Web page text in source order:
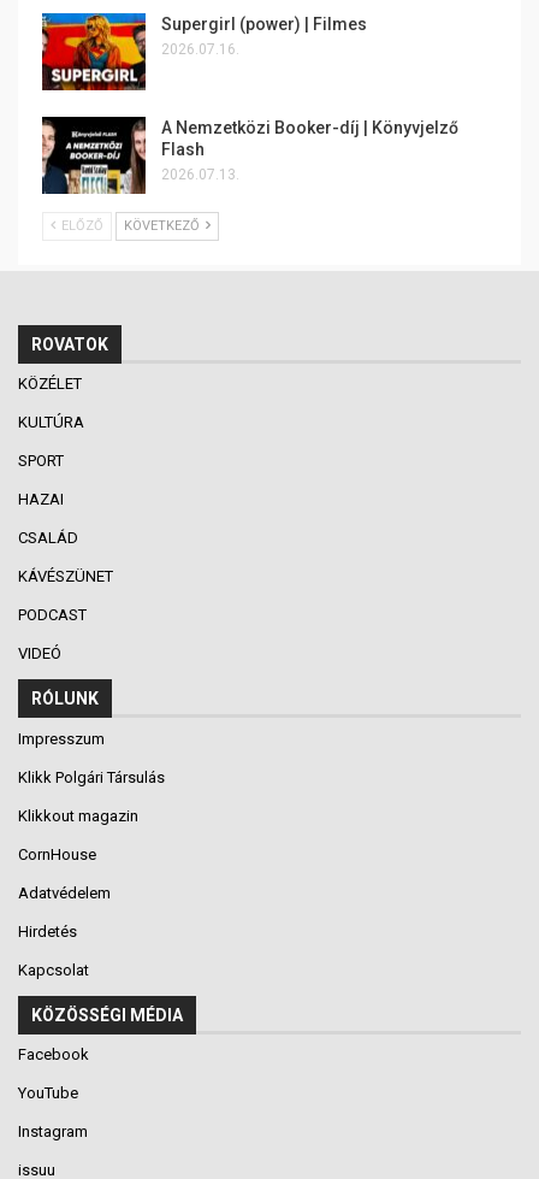
Supergirl (power) | Filmes
2026.07.16.
A Nemzetközi Booker-díj | Könyvjelző
Flash
2026.07.13.
ELŐZŐ KÖVETKEZŐ
ROVATOK
KÖZÉLET
KULTÚRA
SPORT
HAZAI
CSALÁD
KÁVÉSZÜNET
PODCAST
VIDEÓ
RÓLUNK
Impresszum
Klikk Polgári Társulás
Klikkout magazin
CornHouse
Adatvédelem
Hirdetés
Kapcsolat
KÖZÖSSÉGI MÉDIA
Facebook
YouTube
Instagram
issuu